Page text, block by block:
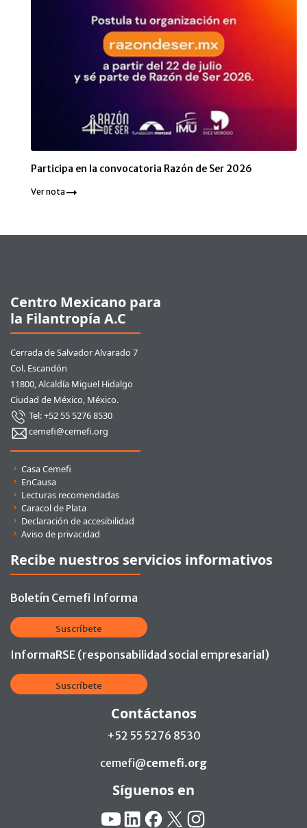
Participa en la convocatoria Razón de Ser 2026
Ver nota
Centro Mexicano para
la Filantropía A.C
Cerrada de Salvador Alvarado 7
Col. Escandón
11800, Alcaldía Miguel Hidalgo
Ciudad de México, México.
Tel: +52 55 5276 8530
cemefi@cemefi.org
Enlaces rápidos
Casa Cemefi
EnCausa
Lecturas recomendadas
Caracol de Plata
Declaración de accesibilidad
Aviso de privacidad
Recibe nuestros servicios informativos
Boletín Cemefi Informa
Suscríbete
InformaRSE (responsabilidad social empresarial)
Suscríbete
Contáctanos
+52 55 5276 8530
cemefi@cemefi.org
Síguenos en
YouTube
LinkedinFacebook
X Instagram